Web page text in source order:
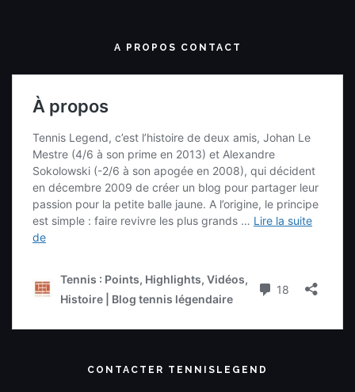
A PROPOS CONTACT
CONTACTER TENNISLEGEND